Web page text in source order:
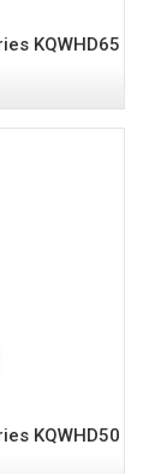
KQWHD65
KQWHD50